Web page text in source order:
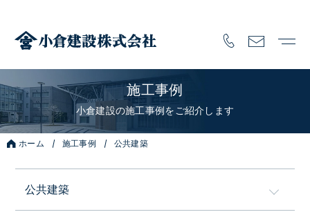
施工事例
小倉建設の施工事例をご紹介します
ホーム 施工事例 公共建築
公共建築